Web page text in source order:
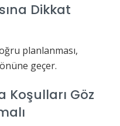
Dikkat
planlanması,
geçer.
Koşulları Göz